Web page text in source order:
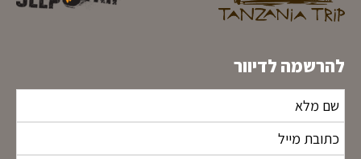
להרשמה לדיוור